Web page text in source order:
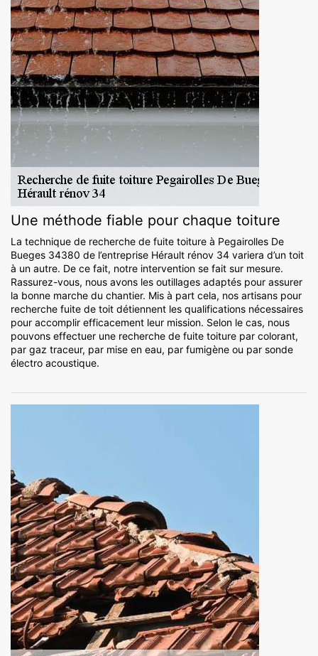
Une méthode fiable pour chaque toiture
La technique de recherche de fuite toiture à Pegairolles De
Bueges 34380 de l’entreprise Hérault rénov 34 variera d’un toit
à un autre. De ce fait, notre intervention se fait sur mesure.
Rassurez-vous, nous avons les outillages adaptés pour assurer
la bonne marche du chantier. Mis à part cela, nos artisans pour
recherche fuite de toit détiennent les qualifications nécessaires
pour accomplir efficacement leur mission. Selon le cas, nous
pouvons effectuer une recherche de fuite toiture par colorant,
par gaz traceur, par mise en eau, par fumigène ou par sonde
électro acoustique.